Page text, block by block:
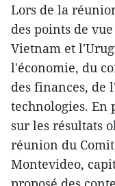
Lors de la
des points de
Vietnam et
l'économie, du
des finances, de
technologies.
sur les résultats
réunion du
Montevideo,